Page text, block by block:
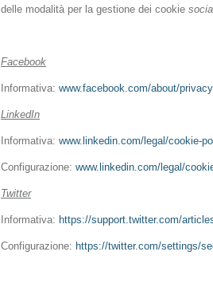
delle modalità per la gestione dei cookie
Facebook
Informativa: www.facebook.com/about/privacy
LinkedIn
Informativa: www.linkedin.com/legal/cookie-
Configurazione: www.linkedin.com/legal/
Twitter
Informativa: https://support.twitter.com/
Configurazione: https://twitter.com/settings/